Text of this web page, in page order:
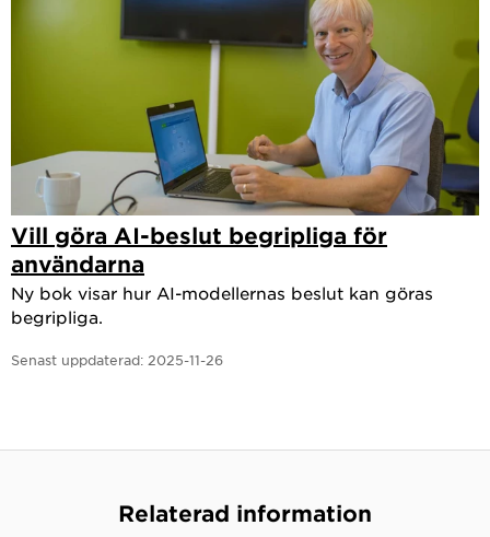
Vill göra AI-beslut begripliga för
användarna
Ny bok visar hur AI-modellernas beslut kan göras
begripliga.
Senast uppdaterad: 2025-11-26
Relaterad information